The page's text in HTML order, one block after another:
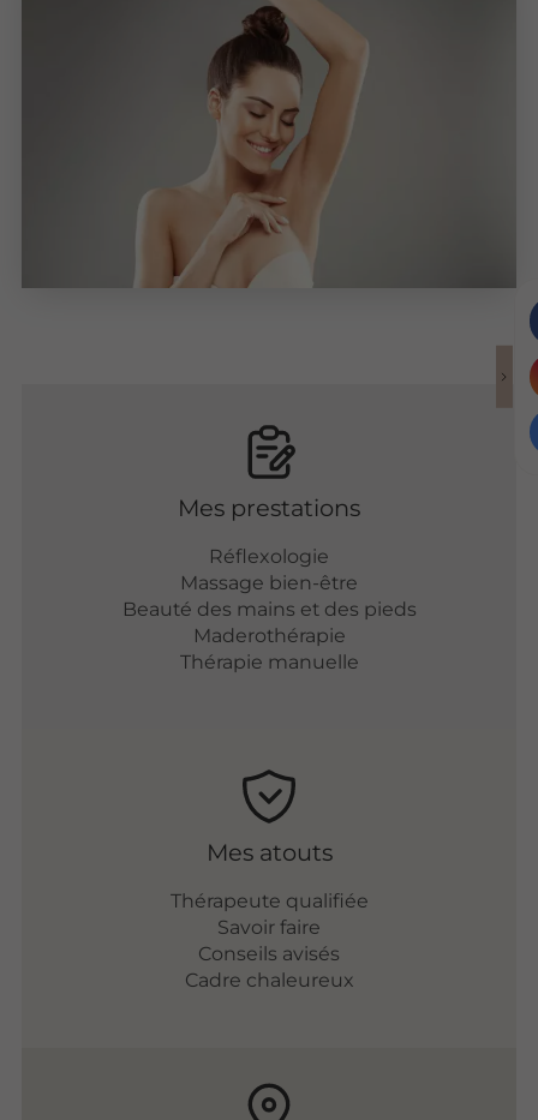
Mes prestations
Réflexologie
Massage bien-être
Beauté des mains et des pieds
Maderothérapie
Thérapie manuelle
Mes atouts
Thérapeute qualifiée
Savoir faire
Conseils avisés
Cadre chaleureux